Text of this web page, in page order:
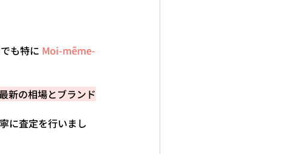
も特に Moi-même-
新の相場とブランド
に査定を行いまし